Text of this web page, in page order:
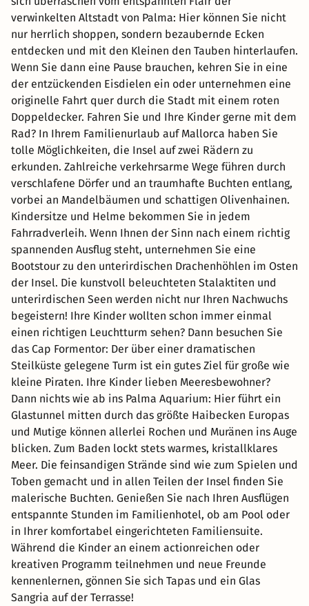
verwinkelten Altstadt von Palma: Hier können Sie nicht
nur herrlich shoppen, sondern bezaubernde Ecken
entdecken und mit den Kleinen den Tauben hinterlaufen.
Wenn Sie dann eine Pause brauchen, kehren Sie in eine
der entzückenden Eisdielen ein oder unternehmen eine
originelle Fahrt quer durch die Stadt mit einem roten
Doppeldecker. Fahren Sie und Ihre Kinder gerne mit dem
Rad? In Ihrem Familienurlaub auf Mallorca haben Sie
tolle Möglichkeiten, die Insel auf zwei Rädern zu
erkunden. Zahlreiche verkehrsarme Wege führen durch
verschlafene Dörfer und an traumhafte Buchten entlang,
vorbei an Mandelbäumen und schattigen Olivenhainen.
Kindersitze und Helme bekommen Sie in jedem
Fahrradverleih. Wenn Ihnen der Sinn nach einem richtig
spannenden Ausflug steht, unternehmen Sie eine
Bootstour zu den unterirdischen Drachenhöhlen im Osten
der Insel. Die kunstvoll beleuchteten Stalaktiten und
unterirdischen Seen werden nicht nur Ihren Nachwuchs
begeistern! Ihre Kinder wollten schon immer einmal
einen richtigen Leuchtturm sehen? Dann besuchen Sie
das Cap Formentor: Der über einer dramatischen
Steilküste gelegene Turm ist ein gutes Ziel für große wie
kleine Piraten. Ihre Kinder lieben Meeresbewohner?
Dann nichts wie ab ins Palma Aquarium: Hier führt ein
Glastunnel mitten durch das größte Haibecken Europas
und Mutige können allerlei Rochen und Muränen ins Auge
blicken. Zum Baden lockt stets warmes, kristallklares
Meer. Die feinsandigen Strände sind wie zum Spielen und
Toben gemacht und in allen Teilen der Insel finden Sie
malerische Buchten. Genießen Sie nach Ihren Ausflügen
entspannte Stunden im Familienhotel, ob am Pool oder
in Ihrer komfortabel eingerichteten Familiensuite.
Während die Kinder an einem actionreichen oder
kreativen Programm teilnehmen und neue Freunde
kennenlernen, gönnen Sie sich Tapas und ein Glas
Sangria auf der Terrasse!